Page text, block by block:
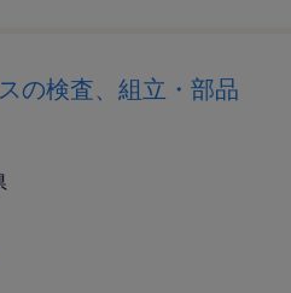
の検査、組立・部品